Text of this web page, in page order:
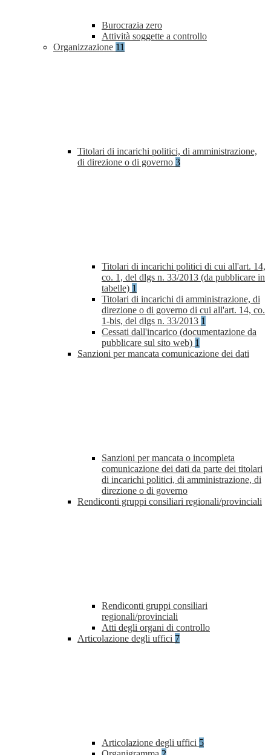
Burocrazia zero
Attività soggette a controllo
Organizzazione 11
Titolari di incarichi politici, di amministrazione,
di direzione o di governo 3
Titolari di incarichi politici di cui all'art. 14,
co. 1, del dlgs n. 33/2013 (da pubblicare in
tabelle) 1
Titolari di incarichi di amministrazione, di
direzione o di governo di cui all'art. 14, co.
1-bis, del dlgs n. 33/2013 1
Cessati dall'incarico (documentazione da
pubblicare sul sito web) 1
Sanzioni per mancata comunicazione dei dati
Sanzioni per mancata o incompleta
comunicazione dei dati da parte dei titolari
di incarichi politici, di amministrazione, di
direzione o di governo
Rendiconti gruppi consiliari regionali/provinciali
Rendiconti gruppi consiliari
regionali/provinciali
Atti degli organi di controllo
Articolazione degli uffici 7
Articolazione degli uffici 5